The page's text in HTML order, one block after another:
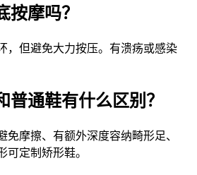
按摩吗？
，但避免大力按压。有溃疡或感染
普通鞋有什么区别？
摩擦、有额外深度容纳畸形足、
定制矫形鞋。